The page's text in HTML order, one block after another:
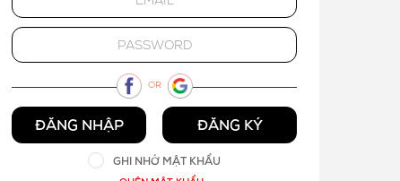
OR
ĐĂNG NHẬP ĐĂNG KÝ
GHI NHỚ MẬT KHẨU